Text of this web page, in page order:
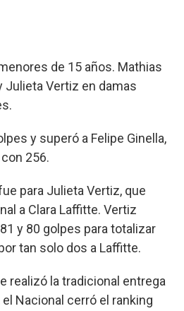
de 15 años. Mathias
Julieta Vertiz en damas
y superó a Felipe Ginella,
256.
para Julieta Vertiz, que
a Clara Laffitte. Vertiz
y 80 golpes para totalizar
tan solo dos a Laffitte.
realizó la tradicional entrega
Nacional cerró el ranking